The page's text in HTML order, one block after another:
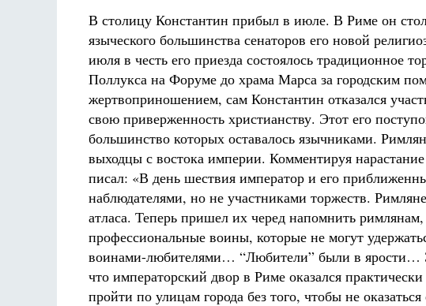
В столицу Константин прибыл в июле. В Риме он
языческого большинства сенаторов его новой
июля в честь его приезда состоялось традиционное
Поллукса на Форуме до храма Марса за городским
жертвоприношением, сам Константин отказался
свою приверженность христианству. Этот его
большинство которых оставалось язычниками.
выходцы с востока империи. Комментируя
писал: «В день шествия император и его
наблюдателями, но не участниками торжеств.
атласа. Теперь пришел их черед напомнить
профессиональные воины, которые не могут
воинами-любителями… “Любители” были в ярости…
что императорский двор в Риме оказался
пройти по улицам города без того, чтобы не